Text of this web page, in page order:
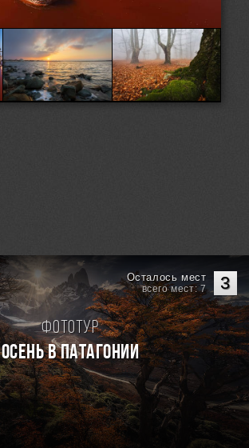
3
Осталось мест
всего мест: 7
Фототур
Осень в Патагонии